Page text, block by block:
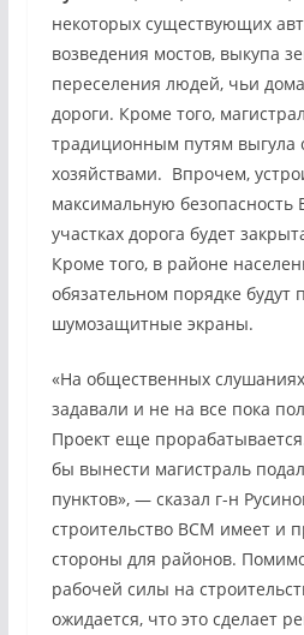
некоторых существующих
возведения мостов, выкупа
переселения людей, чьи
дороги. Кроме того,
традиционным путям выгула
хозяйствами. Впрочем,
максимальную
участках дорога будет
Кроме того, в районе
обязательном порядке будут
шумозащитные экраны.
«На общественных
задавали и не на все пока
Проект еще
бы вынести магистраль
пунктов», — сказал г-н
строительство ВСМ имеет и
стороны для районов.
рабочей силы на
ожидается, что это сделает